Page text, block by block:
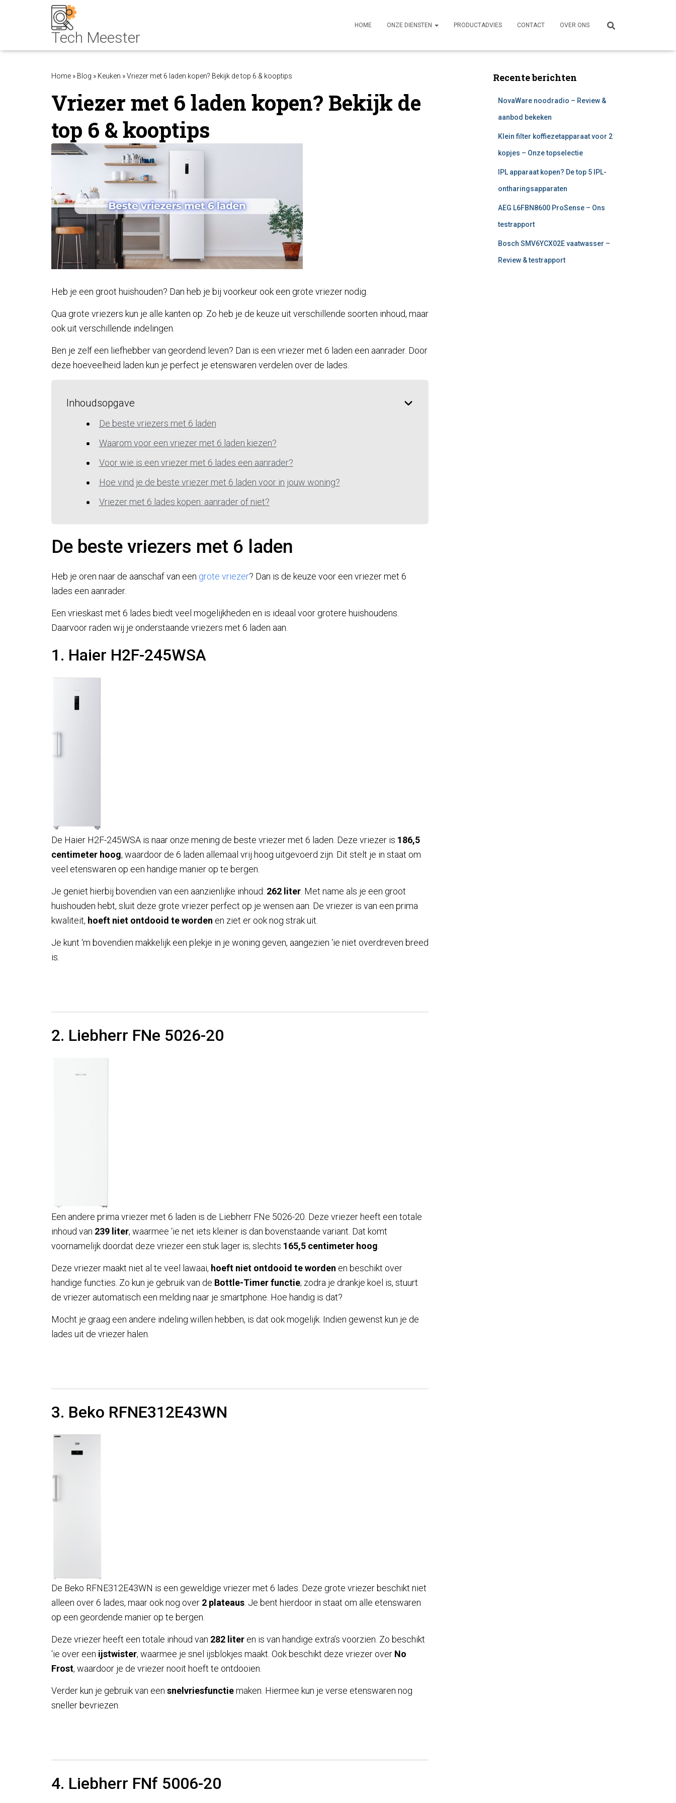
HOME ONZE DIENSTEN PRODUCTADVIES CONTACT OVER ONS
Home » Blog » Keuken »Vriezer met 6 laden kopen? Bekijk de top 6 & kooptips
Vriezer met 6 laden kopen? Bekijk de
top 6 & kooptips
Heb je een groot huishouden? Dan heb je bij voorkeur ook een grote vriezer nodig.
Qua grote vriezers kun je alle kanten op. Zo heb je de keuze uit verschillende soorten inhoud, maar
ook uit verschillende indelingen.
Ben je zelf een liefhebber van geordend leven? Dan is een vriezer met 6 laden een aanrader. Door
deze hoeveelheid laden kun je perfect je etenswaren verdelen over de lades.
Inhoudsopgave
De beste vriezers met 6 laden
Waarom voor een vriezer met 6 laden kiezen?
Voor wie is een vriezer met 6 lades een aanrader?
Hoe vind je de beste vriezer met 6 laden voor in jouw woning?
Vriezer met 6 lades kopen: aanrader of niet?
De beste vriezers met 6 laden
Heb je oren naar de aanschaf van een grote vriezer? Dan is de keuze voor een vriezer met 6
lades een aanrader.
Een vrieskast met 6 lades biedt veel mogelijkheden en is ideaal voor grotere huishoudens.
Daarvoor raden wij je onderstaande vriezers met 6 laden aan.
1. Haier H2F-245WSA
De Haier H2F-245WSA is naar onze mening de beste vriezer met 6 laden. Deze vriezer is 186,5
centimeter hoog, waardoor de 6 laden allemaal vrij hoog uitgevoerd zijn. Dit stelt je in staat om
veel etenswaren op een handige manier op te bergen.
Je geniet hierbij bovendien van een aanzienlijke inhoud: 262 liter . Met name als je een groot
huishouden hebt, sluit deze grote vriezer perfect op je wensen aan. De vriezer is van een prima
kwaliteit, hoeft niet ontdooid te worden en ziet er ook nog strak uit.
Je kunt ‘m bovendien makkelijk een plekje in je woning geven, aangezien ‘ie niet overdreven breed
is.
2. Liebherr FNe 5026-20
Een andere prima vriezer met 6 laden is de Liebherr FNe 5026-20. Deze vriezer heeft een totale
inhoud van 239 liter, waarmee ‘ie net iets kleiner is dan bovenstaande variant. Dat komt
voornamelijk doordat deze vriezer een stuk lager is; slechts 165,5 centimeter hoog
Deze vriezer maakt niet al te veel lawaai, hoeft niet ontdooid te worden en beschikt over
handige functies. Zo kun je gebruik van de Bottle-Timer functie; zodra je drankje koel is, stuurt
de vriezer automatisch een melding naar je smartphone. Hoe handig is dat?
Mocht je graag een andere indeling willen hebben, is dat ook mogelijk. Indien gewenst kun je de
lades uit de vriezer halen.
3. Beko RFNE312E43WN
De Beko RFNE312E43WN is een geweldige vriezer met 6 lades. Deze grote vriezer beschikt niet
alleen over 6 lades, maar ook nog over 2 plateaus . Je bent hierdoor in staat om alle etenswaren
op een geordende manier op te bergen.
Deze vriezer heeft een totale inhoud van 282 liter en is van handige extra’s voorzien. Zo beschikt
‘ie over een ijstwister, waarmee je snel ijsblokjes maakt. Ook beschikt deze vriezer over No
Frost, waardoor je de vriezer nooit hoeft te ontdooien.
Verder kun je gebruik van een snelvriesfunctiemaken. Hiermee kun je verse etenswaren nog
sneller bevriezen.
4. Liebherr FNf 5006-20
Recente berichten
NovaWare noodradio – Review &
aanbod bekeken
Klein filter koffiezetapparaat voor 2
kopjes – Onze topselectie
IPL apparaat kopen? De top 5 IPL-
ontharingsapparaten
AEG L6FBN8600 ProSense – Ons
testrapport
Bosch SMV6YCX02E vaatwasser –
Review & testrapport